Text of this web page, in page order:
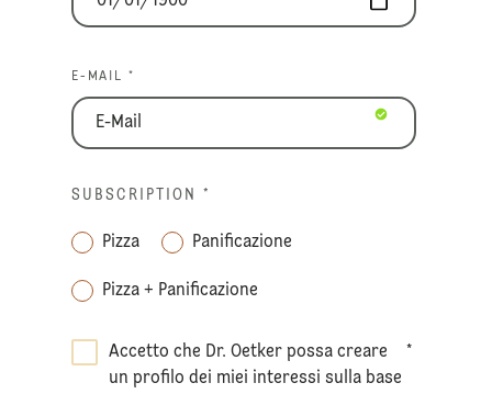
E-MAIL *
SUBSCRIPTION *
Pizza Panificazione
Pizza + Panificazione
Accetto che Dr. Oetker possa creare
un profilo dei miei interessi sulla base
*